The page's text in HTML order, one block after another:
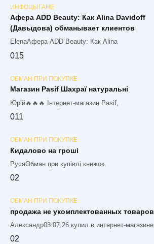
ИНФОЦЫГАНЕ
Афера ADD Beauty: Как Alina Davidoff
(Давыдова) обманывает клиентов
ElenaАфера ADD Beauty: Как Alina
015
ОБМАН ПРИ ПОКУПКЕ
Магазин Pasif Шахраї натуральні
Юрій🔥🔥🔥 Інтернет-магазин Pasif,
011
ОБМАН ПРИ ПОКУПКЕ
Кидалово на гроші
РусяОбман при купівлі книжок.
02
ОБМАН ПРИ ПОКУПКЕ
продажа не укомплектованных товаров
Александр03.07.26 купил в интернет-магазине
02